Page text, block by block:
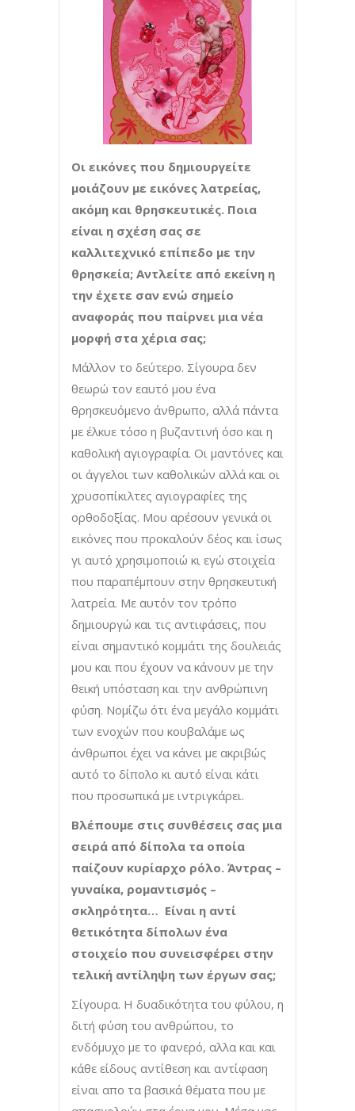
Οι εικόνες που δημιουργείτε
μοιάζουν με εικόνες λατρείας,
ακόμη και θρησκευτικές. Ποια
είναι η σχέση σας σε
καλλιτεχνικό επίπεδο με την
θρησκεία; Αντλείτε από εκείνη η
την έχετε σαν ενώ σημείο
αναφοράς που παίρνει μια νέα
μορφή στα χέρια σας;
Μάλλον το δεύτερο. Σίγουρα δεν
θεωρώ τον εαυτό μου ένα
θρησκευόμενο άνθρωπο, αλλά πάντα
με έλκυε τόσο η βυζαντινή όσο και η
καθολική αγιογραφία. Οι μαντόνες και
οι άγγελοι των καθολικών αλλά και οι
χρυσοπίκιλτες αγιογραφίες της
ορθοδοξίας. Μου αρέσουν γενικά οι
εικόνες που προκαλούν δέος και ίσως
γι αυτό χρησιμοποιώ κι εγώ στοιχεία
που παραπέμπουν στην θρησκευτική
λατρεία. Με αυτόν τον τρόπο
δημιουργώ και τις αντιφάσεις, που
είναι σημαντικό κομμάτι της δουλειάς
μου και που έχουν να κάνουν με την
θεική υπόσταση και την ανθρώπινη
φύση. Νομίζω ότι ένα μεγάλο κομμάτι
των ενοχών που κουβαλάμε ως
άνθρωποι έχει να κάνει με ακριβώς
αυτό το δίπολο κι αυτό είναι κάτι
που προσωπικά με ιντριγκάρει.
Βλέπουμε στις συνθέσεις σας μια
σειρά από δίπολα τα οποία
παίζουν κυρίαρχο ρόλο. Άντρας –
γυναίκα, ρομαντισμός –
σκληρότητα… Είναι η αντί
θετικότητα δίπολων ένα
στοιχείο που συνεισφέρει στην
τελική αντίληψη των έργων σας;
Σίγουρα. Η δυαδικότητα του φύλου, η
διτή φύση του ανθρώπου, το
ενδόμυχο με το φανερό, αλλα και και
κάθε είδους αντίθεση και αντίφαση
είναι απο τα βασικά θέματα που με